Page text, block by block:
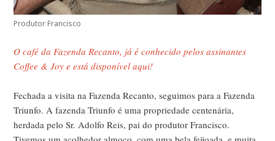
Produtor Francisco
O café da Fazenda Recanto, já é conhecido pelos assinantes
Coffee & Joy e está disponível aqui!
Fechada a visita na Fazenda Recanto, seguimos para a Fazenda
Triunfo. A fazenda Triunfo é uma propriedade centenária,
herdada pelo Sr. Adolfo Reis, pai do produtor Francisco.